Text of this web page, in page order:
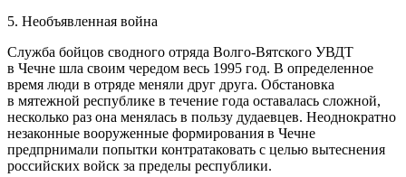
5. Необъявленная война
Служба бойцов сводного отряда Волго-Вятского УВДТ
в Чечне шла своим чередом весь 1995 год. В определенное
время люди в отряде меняли друг друга. Обстановка
в мятежной республике в течение года оставалась сложной,
несколько раз она менялась в пользу дудаевцев. Неоднократно
незаконные вооруженные формирования в Чечне
предпрнимали попытки контратаковать с целью вытеснения
российских войск за пределы республики.